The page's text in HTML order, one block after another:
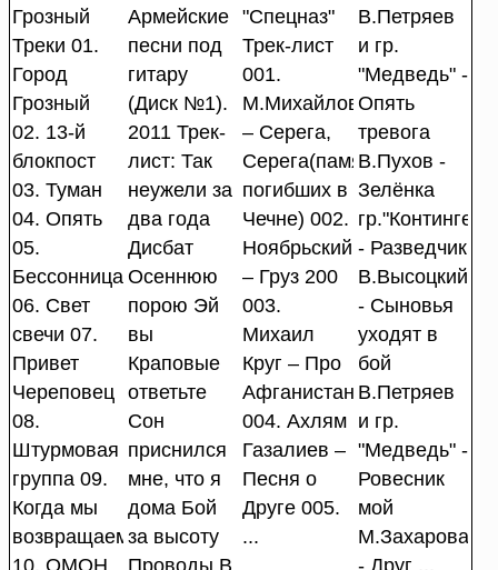
Грозный
Треки 01.
Город
Грозный
02. 13-й
блокпост
03. Туман
04. Опять
05.
Бессонница
06. Свет
свечи 07.
Привет
Череповец
08.
Штурмовая
группа 09.
Когда мы
возвращаемся
10. ОМОН
Армейские
песни под
гитару
(Диск №1).
2011 Трек-
лист: Так
неужели за
два года
Дисбат
Осеннюю
порою Эй
вы
Краповые
ответьте
Сон
приснился
мне, что я
дома Бой
за высоту
Проводы В
"Спецназ"
Трек-лист
001.
М.Михайлов
– Серега,
Серега(памяти
погибших в
Чечне) 002.
Ноябрьский
– Груз 200
003.
Михаил
Круг – Про
Афганистан
004. Ахлям
Газалиев –
Песня о
Друге 005.
...
В.Петряев
и гр.
"Медведь" -
Опять
тревога
В.Пухов -
Зелёнка
гр."Контингент"
- Разведчик
В.Высоцкий
- Сыновья
уходят в
бой
В.Петряев
и гр.
"Медведь" -
Ровесник
мой
М.Захарова
- Друг ...